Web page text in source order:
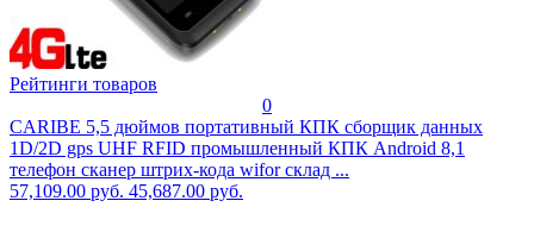
Рейтинги товаров
0
CARIBE 5,5 дюймов портативный КПК сборщик данных
1D/2D gps UHF RFID промышленный КПК Android 8,1
телефон сканер штрих-кода wifor склад ...
57,109.00 руб. 45,687.00 руб.